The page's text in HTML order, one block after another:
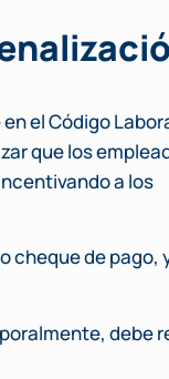
el Código
que los
a los
cheque de pago,
debe